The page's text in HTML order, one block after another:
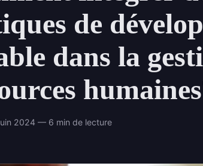
de
dans la
2024 — 6 min de lecture